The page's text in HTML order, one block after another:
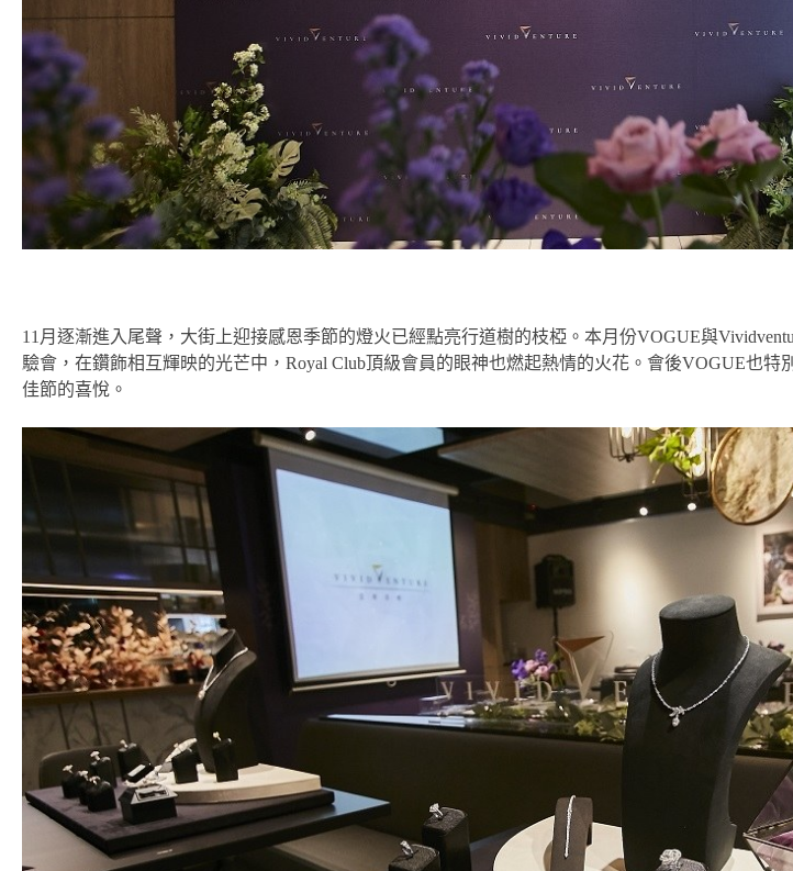
11月逐漸進入尾聲，大街上迎接感恩季節的燈火已經點亮行道樹的枝椏。本月份VOGUE與
驗會，在鑽飾相互輝映的光芒中，Royal Club頂級會員的眼神也燃起熱情的火花。會後VOGUE也
佳節的喜悅。